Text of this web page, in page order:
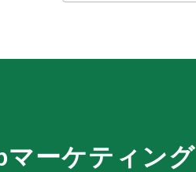
ーケティン